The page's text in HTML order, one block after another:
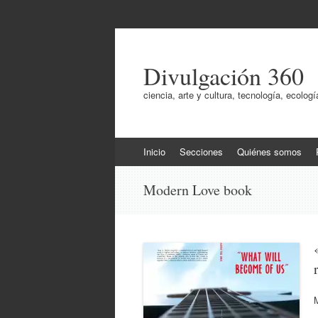
Divulgación 360
ciencia, arte y cultura, tecnología,
al
Inicio Secciones Quiénes somos
Modern Love book